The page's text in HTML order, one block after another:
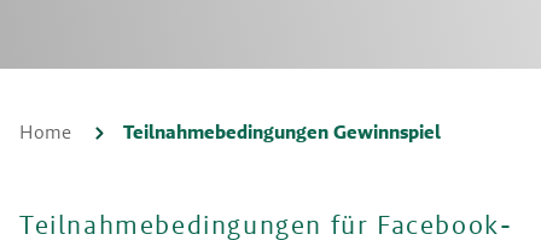
Home Teilnahmebedingungen Gewinnspiel
Teilnahmebedingungen für Facebook-